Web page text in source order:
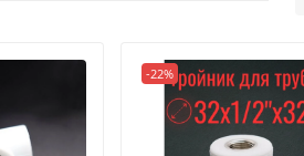
25 бар. Материал закладной
-22%